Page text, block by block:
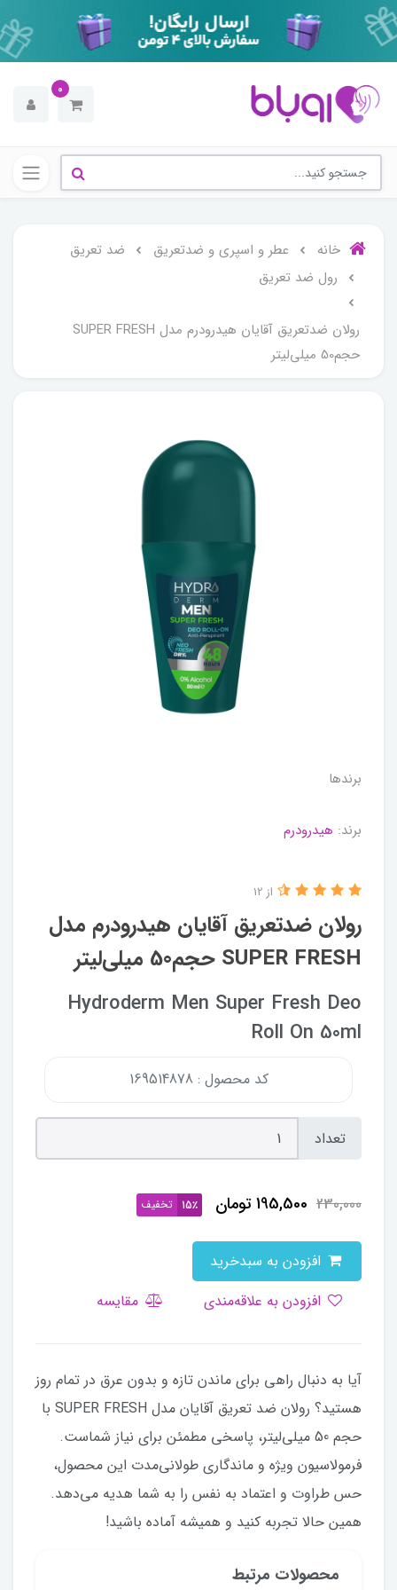
0
خانه عطر و اسپری و ضدتعریق
ضد تعریق
رول ضد تعریق
رولان ضدتعریق آقایان هیدرودرم مدل SUPER FRESH
حجم50 میلی‌لیتر
برندها
برند: هیدرودرم
رولان ضدتعریق آقایان هیدرودرم مدل
SUPER FRESH حجم50 میلی‌لیتر
از 12
Hydroderm Men Super Fresh Deo
Roll On 50ml
کد محصول : 169514878
تعداد
230,000
195,500تومان 15٪ تخفیف
مقایسه
آیا به دنبال راهی برای ماندن تازه و بدون عرق در تمام روز
هستید؟ رولان ضد تعریق آقایان مدل SUPER FRESH با
حجم 50 میلی‌لیتر، پاسخی مطمئن برای نیاز شماست.
فرمولاسیون ویژه و ماندگاری طولانی‌مدت این محصول،
حس طراوت و اعتماد به نفس را به شما هدیه می‌دهد.
همین حالا تجربه کنید و همیشه آماده باشید!
محصولات مرتبط